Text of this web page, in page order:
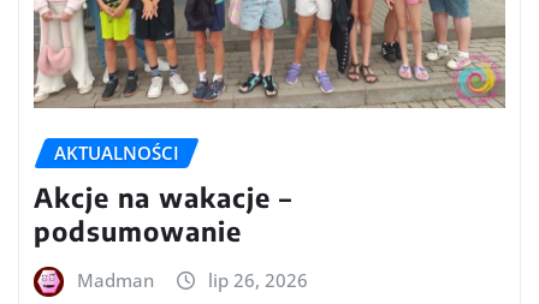
AKTUALNOŚCI
Akcje na wakacje –
podsumowanie
Madman lip 26, 2026